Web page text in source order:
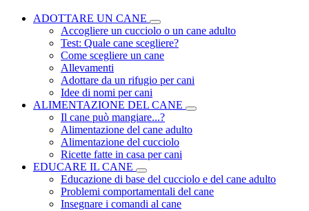
ADOTTARE UN CANE
Accogliere un cucciolo o un cane adulto
Test: Quale cane scegliere?
Come scegliere un cane
Allevamenti
Adottare da un rifugio per cani
Idee di nomi per cani
ALIMENTAZIONE DEL CANE
Il cane può mangiare...?
Alimentazione del cane adulto
Alimentazione del cucciolo
Ricette fatte in casa per cani
EDUCARE IL CANE
Educazione di base del cucciolo e del cane adulto
Problemi comportamentali del cane
Insegnare i comandi al cane